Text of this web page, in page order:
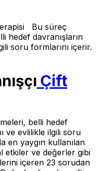
Bu süreç
hedef davranışların
soru formlarını içerir.
Çift
belli hedef
ve evlilikle ilgili soru
en yaygın kullanılan
etkiler ve değerler gibi
içeren 23 sorudan